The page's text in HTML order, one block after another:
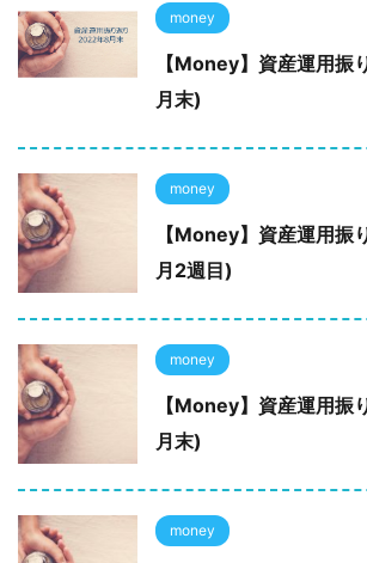
money
【Money】資産運用
月末)
money
【Money】資産運用
月2週目)
money
【Money】資産運用
月末)
money